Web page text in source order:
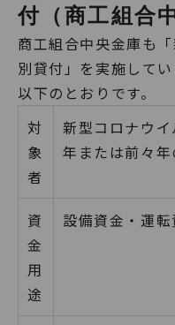
付（商工組合
商工組合中央金庫も
別貸付」を実施して
以下のとおりです。
対
象
者
新型コロナウ
年または前々
資
金
用
途
設備資金・運転